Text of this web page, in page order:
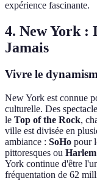
expérience fascinante.
4. New York :
Jamais
Vivre le
New York est connue
culturelle. Des
le Top of the Rock,
ville est divisée en
ambiance : SoHo pour
pittoresques ou Harlem
York continue d'être
fréquentation de 62